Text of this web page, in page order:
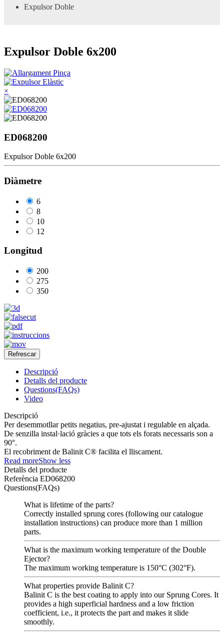
Expulsor Doble
Expulsor Doble 6x200
×
ED068200
Expulsor Doble 6x200
Diàmetre
6
8
10
12
Longitud
200
275
350
Descripció
Detalls del producte
Questions(FAQs)
Video
Descripció
Per desemmotllar petits negatius, pre-ajustat i regulable en alçada.
De senzilla instal·lació gràcies a que tots els forats necessaris son a
90°.
El recobriment de Balinit C® facilita el lliscament.
Read moreShow less
Detalls del producte
Referència ED068200
Questions(FAQs)
What is lifetime of the parts?
Correctly installed sprung cores (following our catalogue
installation instructions) can produce more than 1 million
parts.
What is the maximum working temperature of the Double
Ejector?
The maximum working temperature is 150°C (302°F).
What properties provide Balinit C?
Balinit C is the best coating to apply into our Sprung Cores. It
provides a high superficial hardness and a low friction
coefficient, i.e., it protects the part and makes it slide
smoothly.